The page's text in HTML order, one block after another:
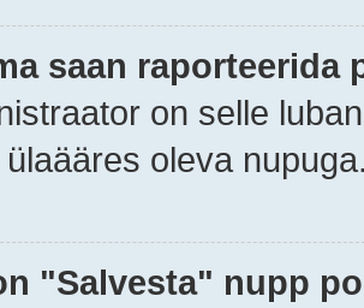
saan raporteerida
on selle
oleva
"Salvesta" nupp